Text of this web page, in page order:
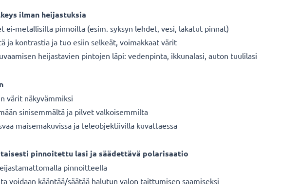
ilman heijastuksia
ei-metallisilta pinnoilta (esim. syksyn lehdet, vesi, lakatut pinnat)
ja kontrastia ja tuo esiin selkeät, voimakkaat värit
heijastavien pintojen läpi: vedenpinta, ikkunalasi, auton tuulilasi
värit näkyvämmiksi
sinisemmältä ja pilvet valkoisemmilta
maisemakuvissa ja teleobjektiivilla kuvattaessa
pinnoitettu lasi ja säädettävä polarisaatio
pinnoitteella
voidaan kääntää/säätää halutun valon taittumisen saamiseksi